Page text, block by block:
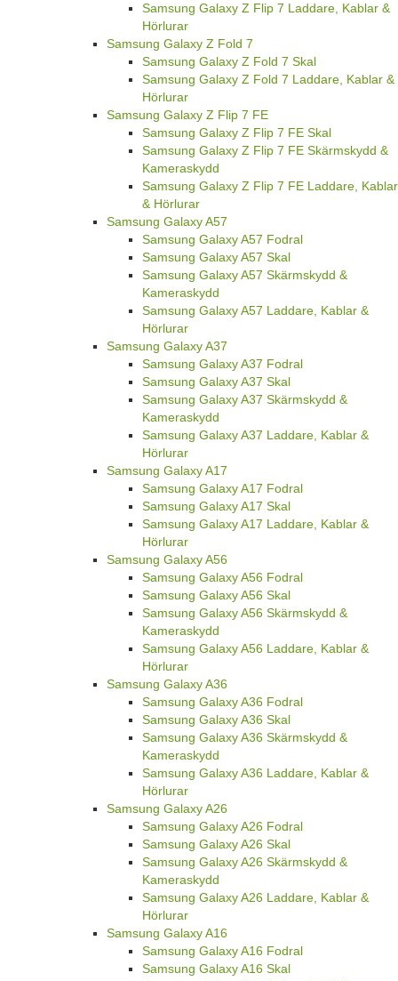
Samsung Galaxy Z Flip 7 Laddare, Kablar &
Hörlurar
Samsung Galaxy Z Fold 7
Samsung Galaxy Z Fold 7 Skal
Samsung Galaxy Z Fold 7 Laddare, Kablar &
Hörlurar
Samsung Galaxy Z Flip 7 FE
Samsung Galaxy Z Flip 7 FE Skal
Samsung Galaxy Z Flip 7 FE Skärmskydd &
Kameraskydd
Samsung Galaxy Z Flip 7 FE Laddare, Kablar
& Hörlurar
Samsung Galaxy A57
Samsung Galaxy A57 Fodral
Samsung Galaxy A57 Skal
Samsung Galaxy A57 Skärmskydd &
Kameraskydd
Samsung Galaxy A57 Laddare, Kablar &
Hörlurar
Samsung Galaxy A37
Samsung Galaxy A37 Fodral
Samsung Galaxy A37 Skal
Samsung Galaxy A37 Skärmskydd &
Kameraskydd
Samsung Galaxy A37 Laddare, Kablar &
Hörlurar
Samsung Galaxy A17
Samsung Galaxy A17 Fodral
Samsung Galaxy A17 Skal
Samsung Galaxy A17 Laddare, Kablar &
Hörlurar
Samsung Galaxy A56
Samsung Galaxy A56 Fodral
Samsung Galaxy A56 Skal
Samsung Galaxy A56 Skärmskydd &
Kameraskydd
Samsung Galaxy A56 Laddare, Kablar &
Hörlurar
Samsung Galaxy A36
Samsung Galaxy A36 Fodral
Samsung Galaxy A36 Skal
Samsung Galaxy A36 Skärmskydd &
Kameraskydd
Samsung Galaxy A36 Laddare, Kablar &
Hörlurar
Samsung Galaxy A26
Samsung Galaxy A26 Fodral
Samsung Galaxy A26 Skal
Samsung Galaxy A26 Skärmskydd &
Kameraskydd
Samsung Galaxy A26 Laddare, Kablar &
Hörlurar
Samsung Galaxy A16
Samsung Galaxy A16 Fodral
Samsung Galaxy A16 Skal